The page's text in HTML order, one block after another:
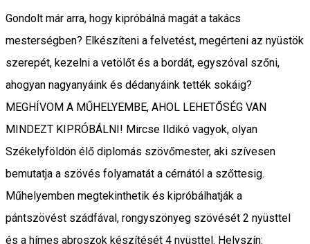
Gondolt már arra, hogy kipróbálná magát a takács
mesterségben? Elkészíteni a felvetést, megérteni az nyüstök
szerepét, kezelni a vetölőt és a bordát, egyszóval szőni,
ahogyan nagyanyáink és dédanyáink tették sokáig?
MEGHÍVOM A MŰHELYEMBE, AHOL LEHETŐSÉG VAN
MINDEZT KIPRÓBÁLNI! Mircse Ildikó vagyok, olyan
Székelyföldön élő diplomás szövőmester, aki szívesen
bemutatja a szövés folyamatát a cérnától a szőttesig.
Műhelyemben megtekinthetik és kipróbálhatják a
pántszövést szádfával, rongyszönyeg szövését 2 nyüsttel
és a hímes abroszok készítését 4 nyüsttel. Helyszín: